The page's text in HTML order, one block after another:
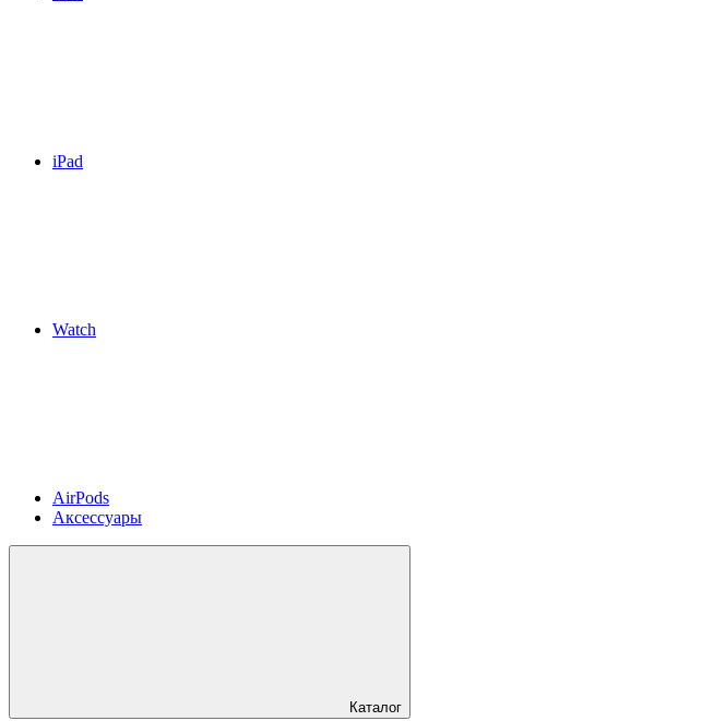
iPad
Watch
AirPods
Аксессуары
Каталог